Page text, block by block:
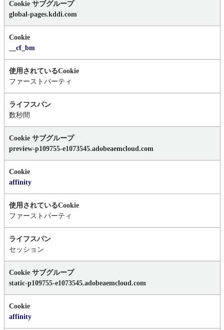
密
に
必
要
な
Cookie
global-pages.kddi.com
__cf_bm
ファーストパーティ
数秒間
preview-p109755-e1073545.adobeaemcloud.com
affinity
ファーストパーティ
セッション
static-p109755-e1073545.adobeaemcloud.com
affinity